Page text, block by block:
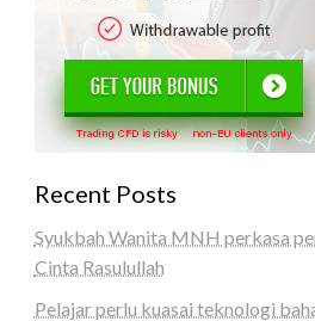
Recent Posts
Syukbah Wanita MNH perkasa
Cinta Rasulullah
Pelajar perlu kuasai teknologi